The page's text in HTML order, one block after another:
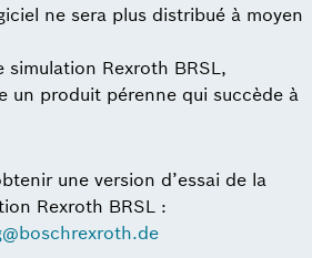
ne sera plus distribué à moyen
Rexroth BRSL,
un produit pérenne qui succède à
une version d’essai de la
Rexroth BRSL :